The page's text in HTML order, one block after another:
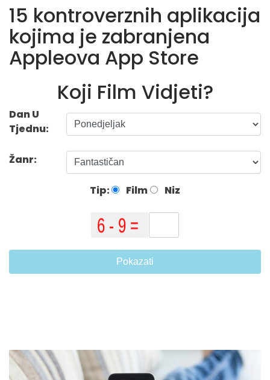
15 kontroverznih aplikacija
kojima je zabranjena
Appleova App Store
Koji Film Vidjeti?
Dan U
Tjednu:
Žanr:
Tip: Film Niz
Pokazati